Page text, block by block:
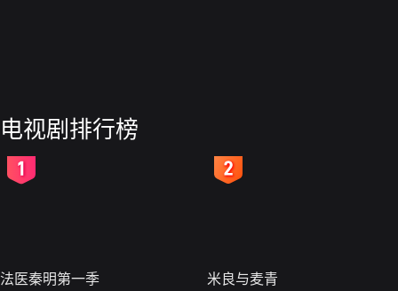
电视剧排行榜
法医秦明第一季 米良与麦青